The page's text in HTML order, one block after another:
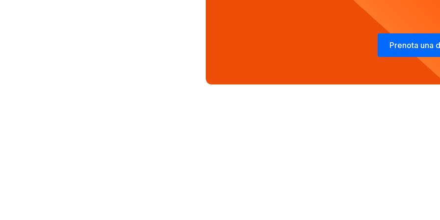
Prenota una